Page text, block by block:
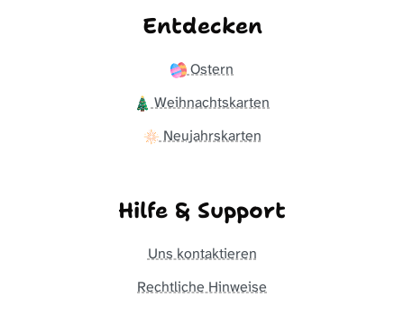
Entdecken
Ostern
Weihnachtskarten
Neujahrskarten
Hilfe & Support
Uns kontaktieren
Rechtliche Hinweise